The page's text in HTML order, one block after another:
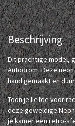
Beschrijving
Dit prachtige model,
Autodrom. Deze
hand gemaakt en
Toon je liefde voor
deze geweldige
je kamer een retro-